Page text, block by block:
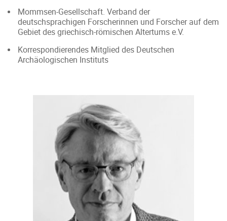
Mommsen-Gesellschaft. Verband der
deutschsprachigen Forscherinnen und Forscher auf dem
Gebiet des griechisch-römischen Altertums e.V.
Korrespondierendes Mitglied des Deutschen
Archäologischen Instituts